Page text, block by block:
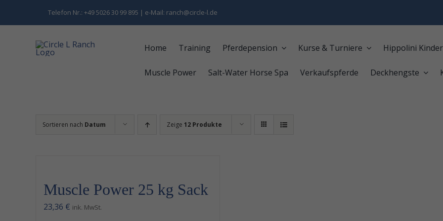
Telefon Nr.: +49 5026 30 99 895 | e-Mail: ranch@circle-l.de
Home Training Pferdepension Kurse & Turniere Hippolini
Muscle Power Salt-Water Horse Spa Verkaufspferde Deckhengste
Sortieren nach Datum Zeige 12 Produkte
Muscle Power 25 kg Sack
23,36 € ink. MwSt.